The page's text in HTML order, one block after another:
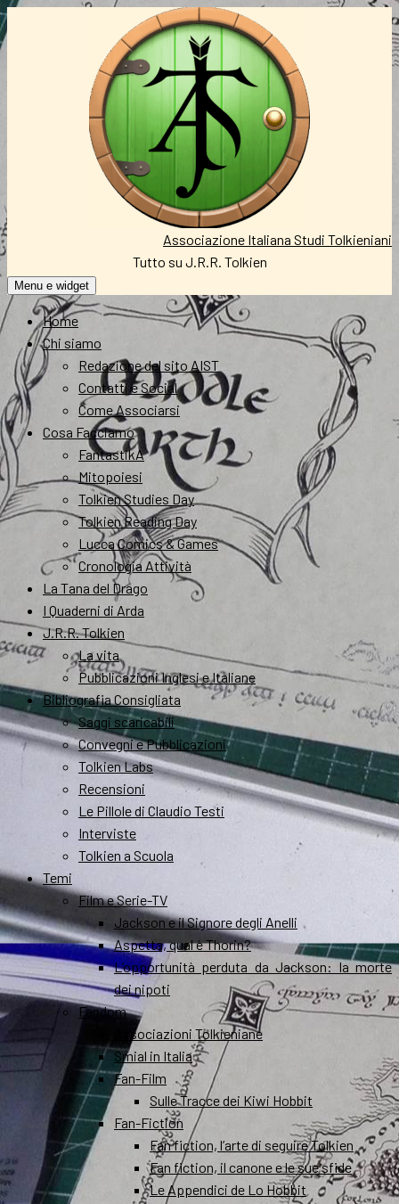
Vai
al
Associazione Italiana Studi Tolkieniani
Tutto su J.R.R. Tolkien
Menu e widget
Home
Chi siamo
Redazione del sito AIST
Contatti e Social
Come Associarsi
Cosa Facciamo
FantastikA
Mitopoiesi
Tolkien Studies Day
Tolkien Reading Day
Lucca Comics & Games
Cronologia Attività
La Tana del Drago
I Quaderni di Arda
J.R.R. Tolkien
La vita
Pubblicazioni Inglesi e Italiane
Bibliografia Consigliata
Saggi scaricabili
Convegni e Pubblicazioni
Tolkien Labs
Recensioni
Le Pillole di Claudio Testi
Interviste
Tolkien a Scuola
Temi
Film e Serie-TV
Jackson e il Signore degli Anelli
Aspetta, qual è Thorin?
L’opportunità perduta da Jackson: la morte
dei nipoti
Fandom
Associazioni Tolkieniane
Smial in Italia
Fan-Film
Sulle Tracce dei Kiwi Hobbit
Fan-Fiction
Fan fiction, l’arte di seguire Tolkien
Fan fiction, il canone e le sue sfide
Le Appendici de Lo Hobbit